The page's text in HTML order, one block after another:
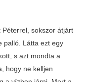
sokszor átjárt
palló. Látta ezt egy
s azt mondta a
hogy ne kelljen